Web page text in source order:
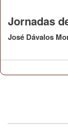
Jornadas
José Dávalos